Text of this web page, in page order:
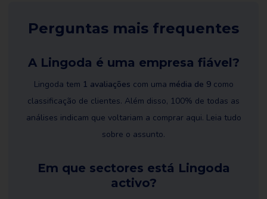
Perguntas mais frequentes
A Lingoda é uma empresa fiável?
Lingoda tem 1 avaliações com uma média de 9como
classificação de clientes. Além disso, 100% de todas as
análises indicam que voltariam a comprar aqui. Leia tudo
sobre o assunto.
Em que sectores está Lingoda
activo?